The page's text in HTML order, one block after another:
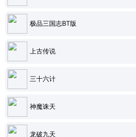
极品三国志BT版
上古传说
三十六计
神魔诛天
龙破九天